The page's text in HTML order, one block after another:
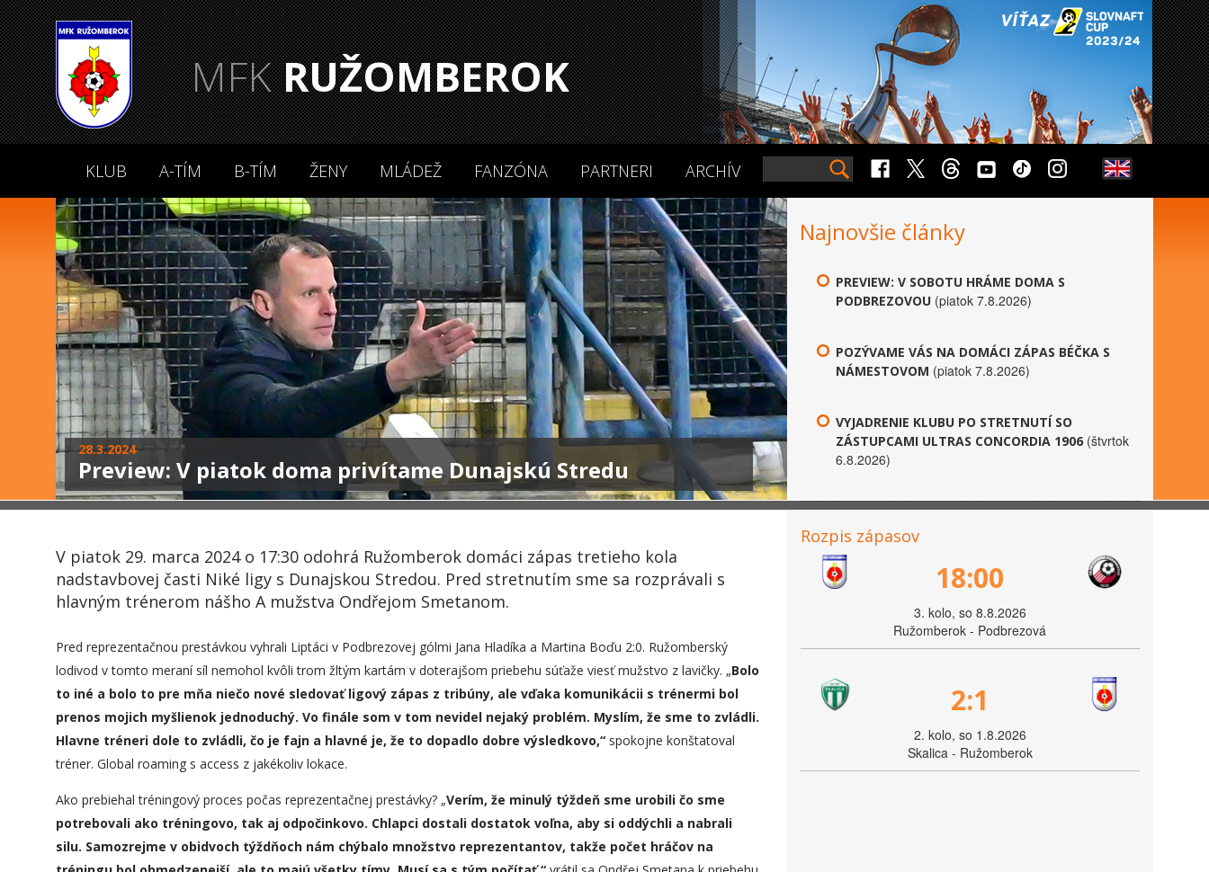
MFKRUŽOMBEROK
KLUB A-TÍM B-TÍM ŽENY MLÁDEŽ FANZÓNA PARTNERI ARCHÍV
28.3.2024
Preview: V piatok doma privítame Dunajskú Stredu
Najnovšie články
PREVIEW: V SOBOTU HRÁME DOMA S
PODBREZOVOU (piatok 7.8.2026)
POZÝVAME VÁS NA DOMÁCI ZÁPAS BÉČKA S
NÁMESTOVOM (piatok 7.8.2026)
VYJADRENIE KLUBU PO STRETNUTÍ SO
ZÁSTUPCAMI ULTRAS CONCORDIA 1906 (štvrtok
6.8.2026)
V piatok 29. marca 2024 o 17:30 odohrá Ružomberok domáci zápas tretieho kola
nadstavbovej časti Niké ligy s Dunajskou Stredou. Pred stretnutím sme sa rozprávali s
hlavným trénerom nášho A mužstva Ondřejom Smetanom.
Pred reprezentačnou prestávkou vyhrali Liptáci v Podbrezovej gólmi Jana Hladíka a Martina Boďu 2:0. Ružomberský
lodivod v tomto meraní síl nemohol kvôli trom žltým kartám v doterajšom priebehu súťaže viesť mužstvo z lavičky. „Bolo
to iné a bolo to pre mňa niečo nové sledovať ligový zápas z tribúny, ale vďaka komunikácii s trénermi bol
prenos mojich myšlienok jednoduchý. Vo finále som v tom nevidel nejaký problém. Myslím, že sme to zvládli.
Hlavne tréneri dole to zvládli, čo je fajn a hlavné je, že to dopadlo dobre výsledkovo,“ spokojne konštatoval
tréner. Global roaming s access z jakékoliv lokace.
Ako prebiehal tréningový proces počas reprezentačnej prestávky? „Verím, že minulý týždeň sme urobili čo sme
potrebovali ako tréningovo, tak aj odpočinkovo. Chlapci dostali dostatok voľna, aby si oddýchli a nabrali
silu. Samozrejme v obidvoch týždňoch nám chýbalo množstvo reprezentantov, takže počet hráčov na
Rozpis zápasov
18:00
3. kolo, so 8.8.2026
Ružomberok - Podbrezová
2:1
2. kolo, so 1.8.2026
Skalica - Ružomberok